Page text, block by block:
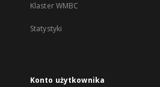
Klaster WMBC
Statystyki
Konto użytkownika